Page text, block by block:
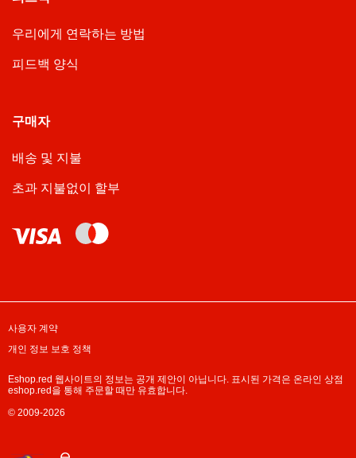
우리에게 연락하는 방법
피드백 양식
구매자
배송 및 지불
초과 지불없이 할부
사용자 계약
개인 정보 보호 정책
Eshop.red 웹사이트의 정보는 공개 제안이 아닙니다. 표시된 가격은 온라인 상점
eshop.red을 통해 주문할 때만 유효합니다.
© 2009-2026